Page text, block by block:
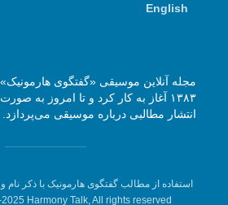
English
۱۳۸۳ آغاز به کار کرد و تا امروز به
انتشار مطالبی درباره موسیقی می‌پردازد.
استفاده از مطالب گفتگوی هارمونیک با ذکر
Harmony Talk, All rights reserved.